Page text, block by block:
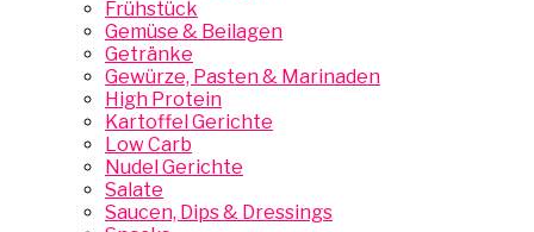
Frühstück
Gemüse & Beilagen
Getränke
Gewürze, Pasten & Marinaden
High Protein
Kartoffel Gerichte
Low Carb
Nudel Gerichte
Salate
Saucen, Dips & Dressings